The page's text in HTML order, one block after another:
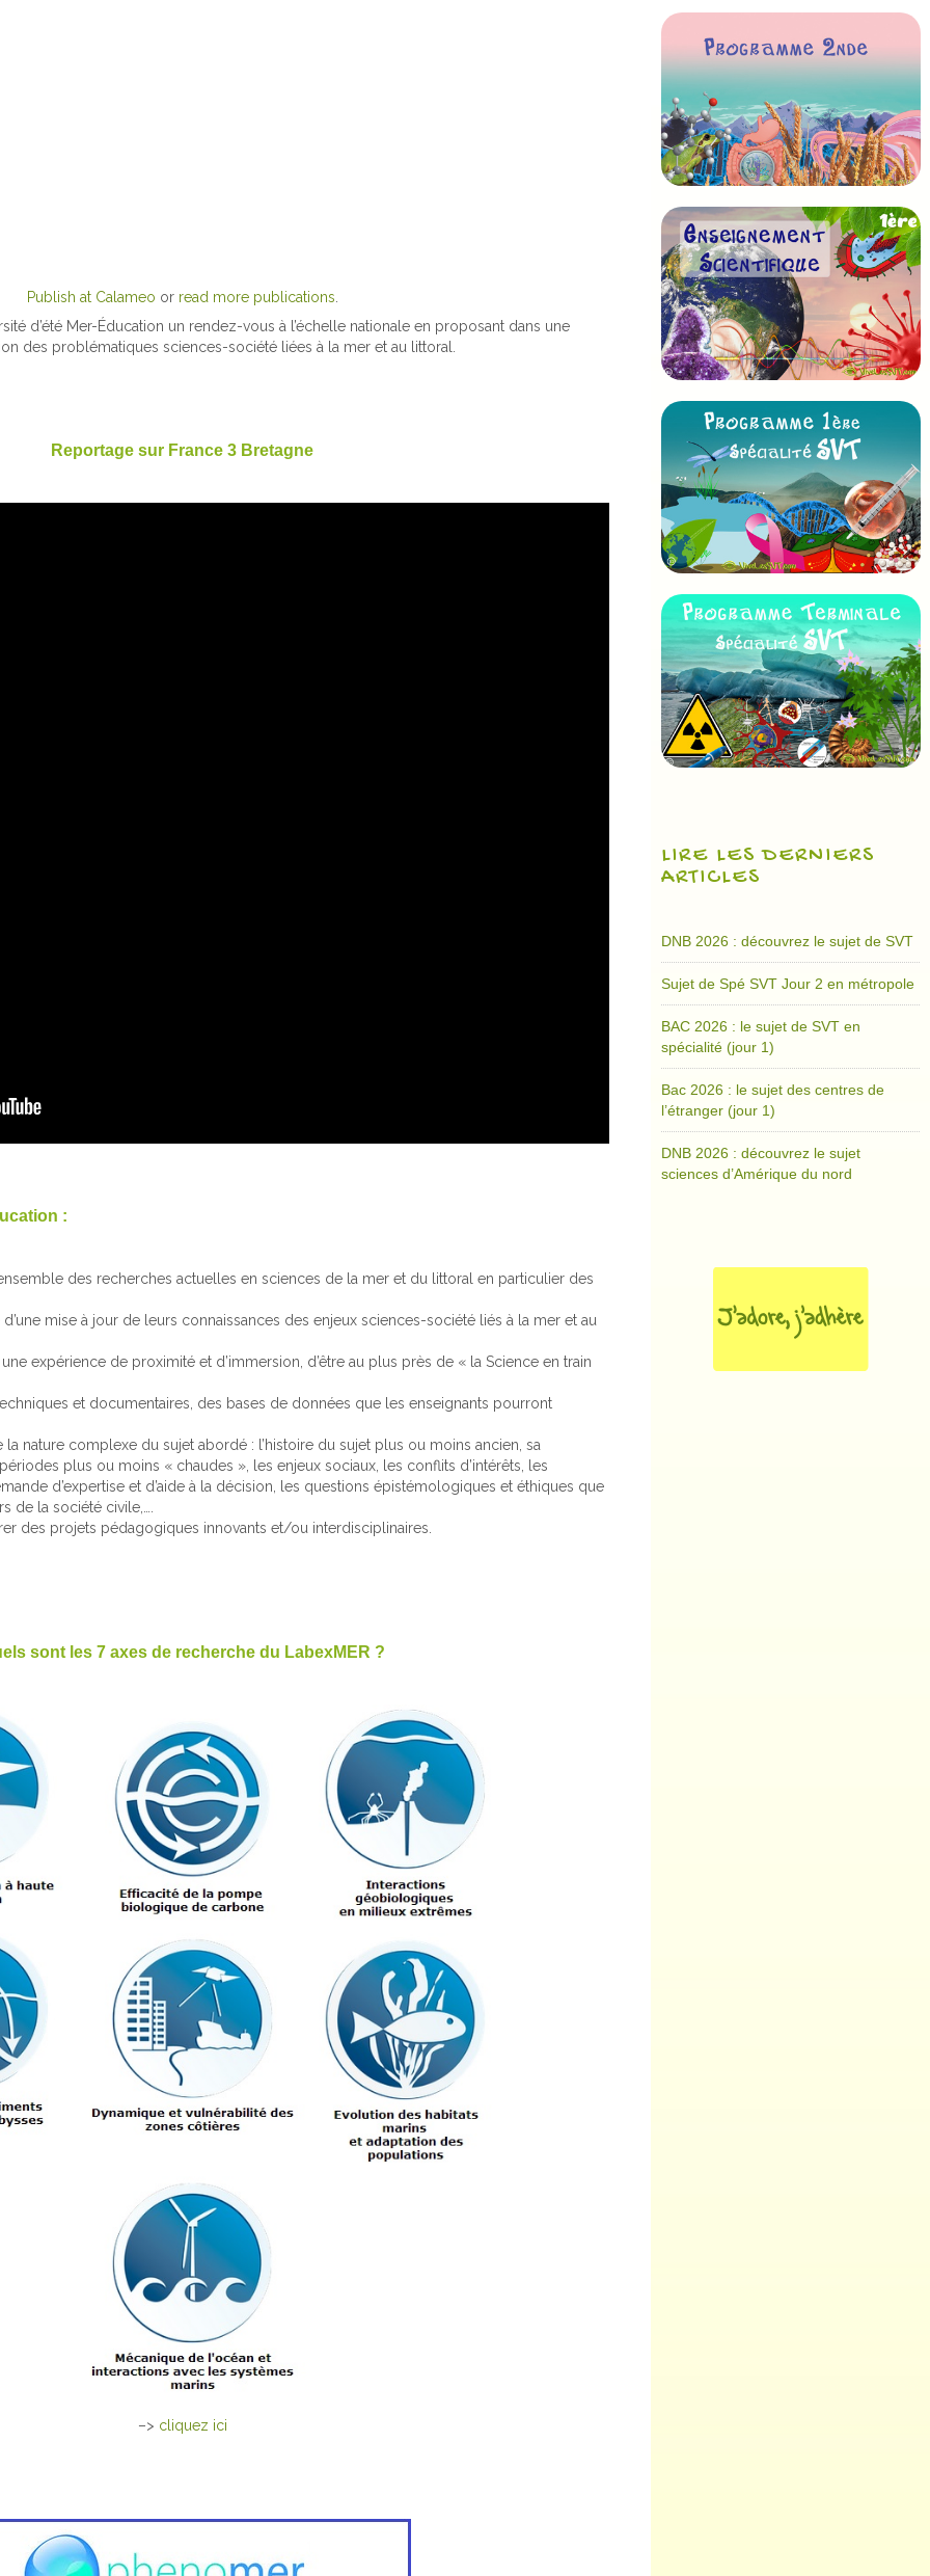
Publish at Calameo or read more publications
d’été Mer-Éducation un rendez-vous à l’échelle nationale en proposant dans une
des problématiques sciences-société liées à la mer et au littoral.
Reportage sur France 3 Bretagne
:
des recherches actuelles en sciences de la mer et du littoral en particulier des
mise à jour de leurs connaissances des enjeux sciences-société liés à la mer et au
expérience de proximité et d’immersion, d’être au plus près de « la Science en train
et documentaires, des bases de données que les enseignants pourront
nature complexe du sujet abordé : l’histoire du sujet plus ou moins ancien, sa
plus ou moins « chaudes », les enjeux sociaux, les conflits d’intérêts, les
d’expertise et d’aide à la décision, les questions épistémologiques et éthiques que
de la société civile,….
des projets pédagogiques innovants et/ou interdisciplinaires.
sont les 7 axes de recherche du LabexMER ?
–> cliquez ici
LIRE LES DERNIERS
ARTICLES
DNB 2026 : découvrez le sujet de SVT
Sujet de Spé SVT Jour 2 en métropole
BAC 2026 : le sujet de SVT en
spécialité (jour 1)
Bac 2026 : le sujet des centres de
l’étranger (jour 1)
DNB 2026 : découvrez le sujet
sciences d’Amérique du nord